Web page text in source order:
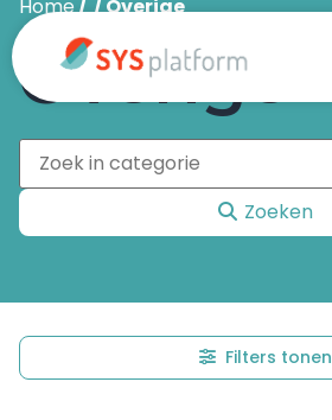
Home/ / Overige
Overige
Zoeken
Filters tonen